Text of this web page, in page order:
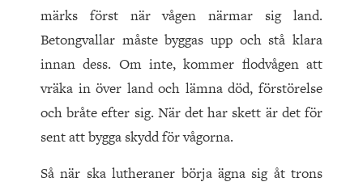
märks först när vågen närmar sig land.
Betongvallar måste byggas upp och stå klara
innan dess. Om inte, kommer flodvågen att
vräka in över land och lämna död, förstörelse
och bråte efter sig. När det har skett är det för
sent att bygga skydd för vågorna.
Så när ska lutheraner börja ägna sig åt trons